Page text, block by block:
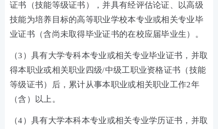
证书（技能等级证书），并具有经评估论证、以高级
技能为培养目标的高等职业学校本专业或相关专业毕
业证书（含尚未取得毕业证书的在校应届毕业生）。
（3）具有大学专科本专业或相关专业毕业证书，并取
得本职业或相关职业四级/中级工职业资格证书（技能
等级证书）后，累计从事本职业或相关职业工作2年
（含）以上。
（4）具有大学本科本专业或相关专业学历证书，并取